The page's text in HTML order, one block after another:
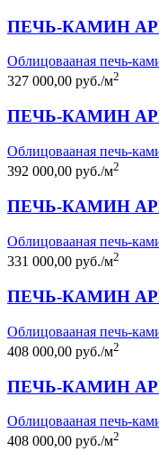
ПЕЧЬ-КАМИН
Облицовааная печь-
327 000,00 руб./м2
ПЕЧЬ-КАМИН
Облицовааная печь-
392 000,00 руб./м2
ПЕЧЬ-КАМИН
Облицовааная печь-
331 000,00 руб./м2
ПЕЧЬ-КАМИН
Облицовааная печь-
408 000,00 руб./м2
ПЕЧЬ-КАМИН
Облицовааная печь-
408 000,00 руб./м2